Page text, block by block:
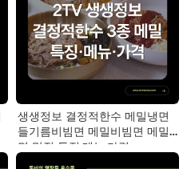
생생정보 결정적한수 메밀냉면
들기름비빔면 메밀비빔면 메밀
면 맛집 특징·메뉴·가격